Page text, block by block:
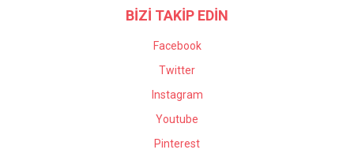
BİZİ TAKİP EDİN
Facebook
Twitter
Instagram
Youtube
Pinterest